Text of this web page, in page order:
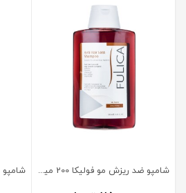
شامپو ضد ریزش مو فولیکا 200 میلی لیتر